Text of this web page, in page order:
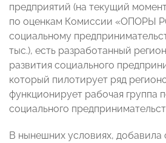
предприятий (на текущий
по оценкам Комиссии «ОПОРЫ
социальному
тыс.), есть разработанный
развития социального
который пилотирует ряд
функционирует рабочая группа
социального
В нынешних условиях, добавила